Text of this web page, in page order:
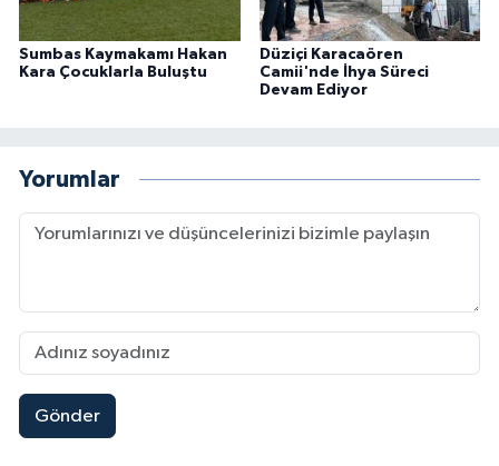
Sumbas Kaymakamı Hakan
Kara Çocuklarla Buluştu
Düziçi Karacaören
Camii'nde İhya Süreci
Devam Ediyor
Yorumlar
Gönder